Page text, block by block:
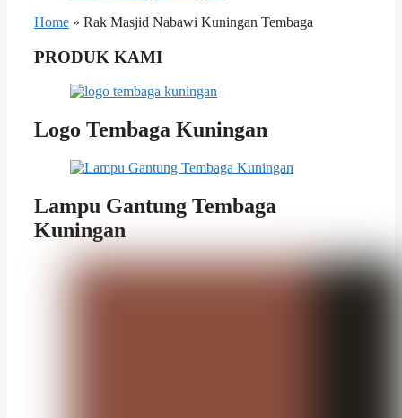
Home » Rak Masjid Nabawi Kuningan Tembaga
PRODUK KAMI
Logo Tembaga Kuningan
Lampu Gantung Tembaga
Kuningan